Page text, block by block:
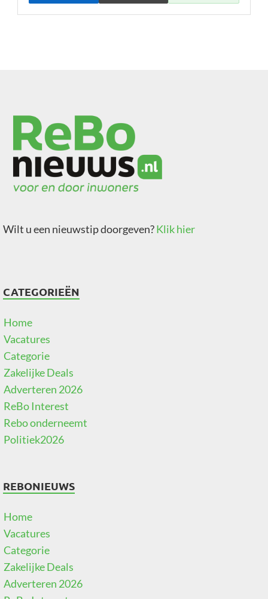
Wilt u een nieuwstip doorgeven?Klik hier
CATEGORIEËN
Home
Vacatures
Categorie
Zakelijke Deals
Adverteren 2026
ReBo Interest
Rebo onderneemt
Politiek2026
REBONIEUWS
Home
Vacatures
Categorie
Zakelijke Deals
Adverteren 2026